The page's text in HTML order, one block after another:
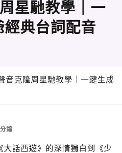
星馳教學｜一
典台詞配音
音克隆周星馳教學｜一鍵生成
鐘
話西遊》的深情獨白到《少